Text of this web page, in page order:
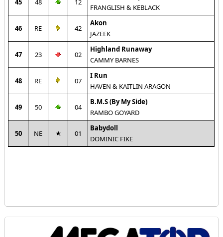
45 48 12
FRANGLISH & KEBLACK
46 RE 42
Akon
JAZEEK
47 23 02
Highland Runaway
CAMMY BARNES
48 RE 07
I Run
HAVEN & KAITLIN ARAGON
49 50 04
B.M.S (By My Side)
RAMBO GOYARD
50 NE 01
Babydoll
DOMINIC FIKE